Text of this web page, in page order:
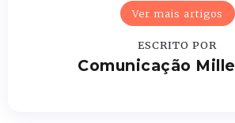
Ver mais artigos
ESCRITO POR
Comunicação